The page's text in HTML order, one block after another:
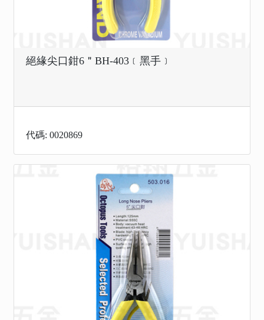
絕緣尖口鉗6＂BH-403﹝黑手﹞
代碼: 0020869